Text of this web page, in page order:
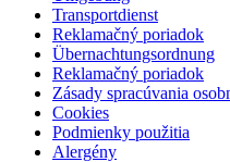
Transportdienst
Reklamačný poriadok
Übernachtungsordnung
Reklamačný poriadok
Zásady spracúvania
Cookies
Podmienky použitia
Alergény